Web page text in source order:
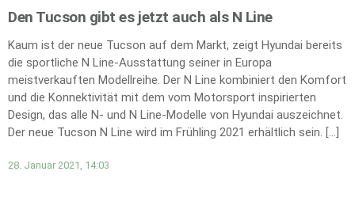
Den Tucson gibt es jetzt auch als N Line
Kaum ist der neue Tucson auf dem Markt, zeigt Hyundai bereits
die sportliche N Line-Ausstattung seiner in Europa
meistverkauften Modellreihe. Der N Line kombiniert den Komfort
und die Konnektivität mit dem vom Motorsport inspirierten
Design, das alle N- und N Line-Modelle von Hyundai auszeichnet.
Der neue Tucson N Line wird im Frühling 2021 erhältlich sein. […]
28. Januar 2021, 14:03